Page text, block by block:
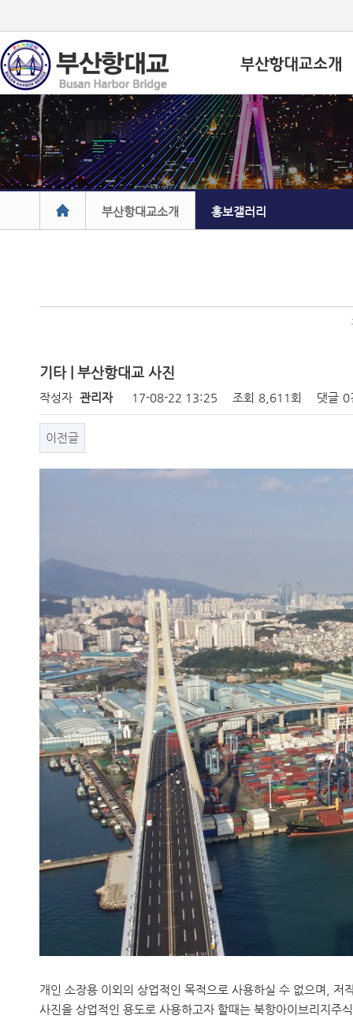
부산항대교소개 홍보갤러리
기타 | 부산항대교 사진
작성자 관리자 17-08-22 13:25 조회 8,611회 댓글 0
이전글
개인 소장용 이외의 상업적인 목적으로 사용하실 수 없으며,
사진을 상업적인 용도로 사용하고자 할때는 북항아이브리지